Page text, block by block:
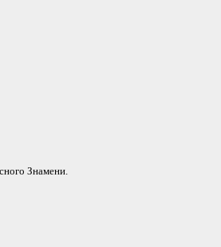
Знамени.